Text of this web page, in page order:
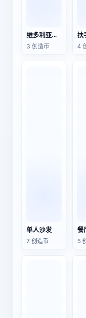
维多利亚风老式双人沙发
3 创造币
扶
4
单人沙发
7 创造币
餐
5